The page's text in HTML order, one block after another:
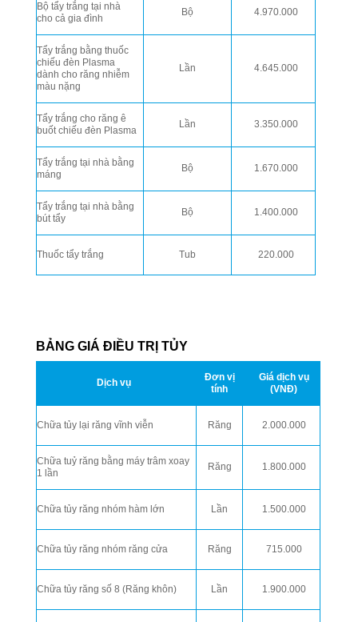
Bộ tẩy trắng tại nhà
cho cả gia đình
Bộ 4.970.000
Tẩy trắng bằng thuốc
chiếu đèn Plasma
dành cho răng nhiễm
màu nặng
Lần 4.645.000
Tẩy trắng cho răng ê
buốt chiếu đèn Plasma
Lần 3.350.000
Tẩy trắng tại nhà bằng
máng
Bộ 1.670.000
Tẩy trắng tại nhà bằng
bút tẩy
Bộ 1.400.000
Thuốc tẩy trắng Tub 220.000
BẢNG GIÁ ĐIỀU TRỊ TỦY
Dịch vụ
Đơn vị
tính
Giá dịch vụ
(VNĐ)
Chữa tủy lại răng vĩnh viễn Răng 2.000.000
Chữa tuỷ răng bằng máy trâm xoay
1 lần
Răng 1.800.000
Chữa tủy răng nhóm hàm lớn Lần 1.500.000
Chữa tủy răng nhóm răng cửa Răng 715.000
Chữa tủy răng số 8 (Răng khôn) Lần 1.900.000